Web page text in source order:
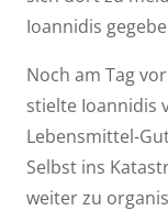
Ioannidis
Noch am Tag
stielte Ioannidis
Lebensmittel-
Selbst ins
weiter zu